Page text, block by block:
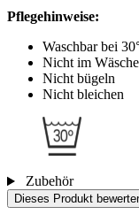
Pflegehinweise:
Waschbar bei
Nicht im
Nicht bügeln
Nicht bleichen
Zubehör
Dieses Produkt